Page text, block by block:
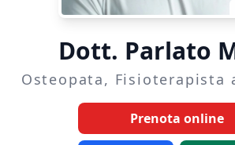
Dott. Parlato
Osteopata, Fisioterapista
Prenota online